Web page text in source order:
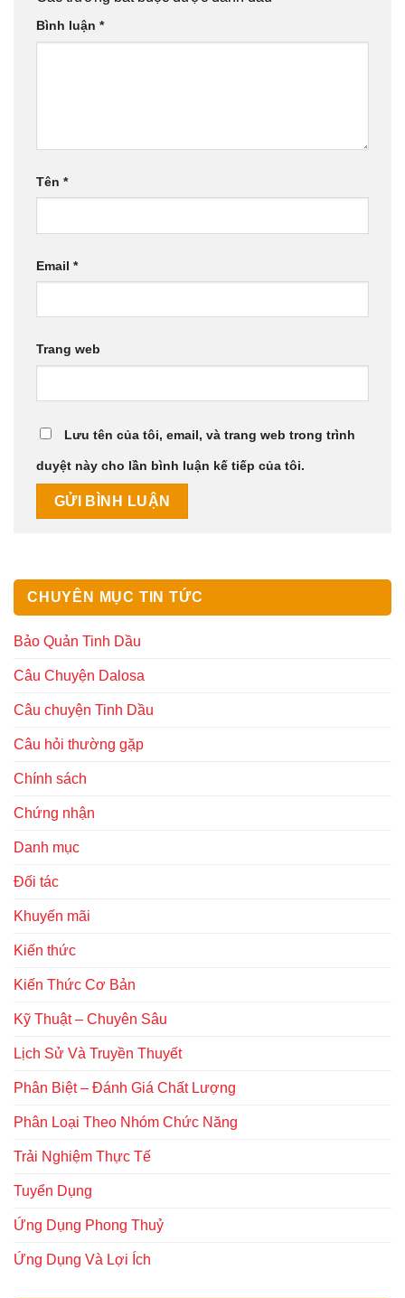
Bình luận *
Tên *
Email *
Trang web
Lưu tên của tôi, email, và trang web trong trình
duyệt này cho lần bình luận kế tiếp của tôi.
CHUYÊN MỤC TIN TỨC
Bảo Quản Tinh Dầu
Câu Chuyện Dalosa
Câu chuyện Tinh Dầu
Câu hỏi thường gặp
Chính sách
Chứng nhận
Danh mục
Đối tác
Khuyến mãi
Kiến thức
Kiến Thức Cơ Bản
Kỹ Thuật – Chuyên Sâu
Lịch Sử Và Truyền Thuyết
Phân Biệt – Đánh Giá Chất Lượng
Phân Loại Theo Nhóm Chức Năng
Trải Nghiệm Thực Tế
Tuyển Dụng
Ứng Dụng Phong Thuỷ
Ứng Dụng Và Lợi Ích